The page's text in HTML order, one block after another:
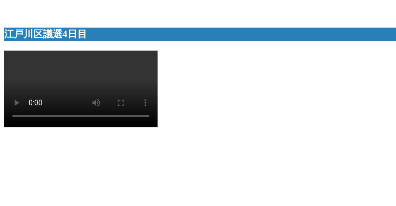
江戸川区議選4日目